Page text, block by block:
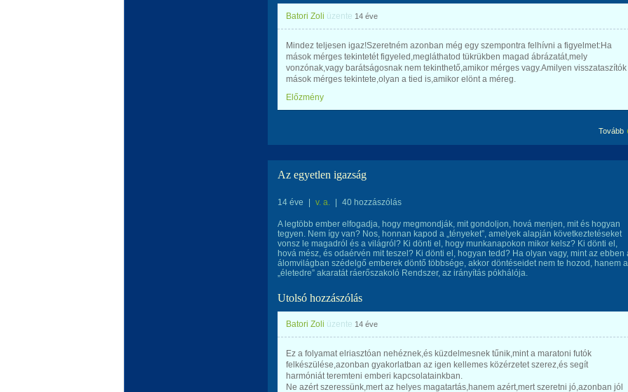
Batori Zoli üzente 14 éve
Mindez teljesen igaz!Szeretném azonban még egy szempontra felhívni a figyelmet:Ha
mások mérges tekintetét figyeled,megláthatod tükrükben magad ábrázatát,mely
vonzónak,vagy barátságosnak nem tekinthető,amikor mérges vagy.Amilyen visszataszítók
mások mérges tekintete,olyan a tied is,amikor elönt a méreg.
Előzmény
Tovább
Az egyetlen igazság
14 éve v. a. 40 hozzászólás
A legtöbb ember elfogadja, hogy megmondják, mit gondoljon, hová menjen, mit és hogyan
tegyen. Nem így van? Nos, honnan kapod a „tényeket”, amelyek alapján következtetéseket
vonsz le magadról és a világról? Ki dönti el, hogy munkanapokon mikor kelsz? Ki dönti el,
hová mész, és odaérvén mit teszel? Ki dönti el, hogyan tedd? Ha olyan vagy, mint az ebben
álomvilágban szédelgő emberek döntő többsége, akkor döntéseidet nem te hozod, hanem
„életedre” akaratát ráerőszakoló Rendszer, az irányítás pókhálója.
Utolsó hozzászólás
Batori Zoli üzente 14 éve
Ez a folyamat elriasztóan nehéznek,és küzdelmesnek tűnik,mint a maratoni futók
felkészülése,azonban gyakorlatban az igen kellemes közérzetet szerez,és segít
harmóniát teremteni emberi kapcsolatainkban.
Ne azért szeressünk,mert az helyes magatartás,hanem azért,mert szeretni jó,azonban jól